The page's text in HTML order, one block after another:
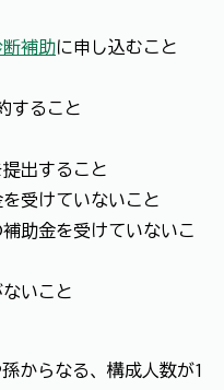
断補助に申し込むこと
すること
出すること
受けていないこと
助金を受けていないこ
いこと
からなる、構成人数が1